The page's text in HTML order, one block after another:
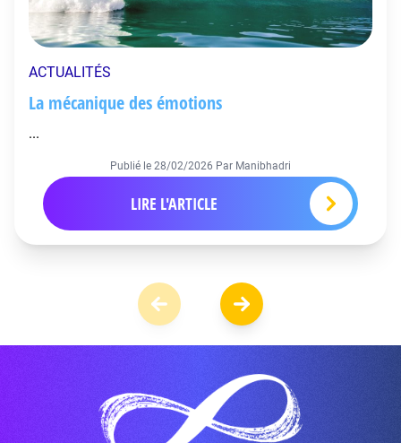
ACTUALITÉS
La mécanique des émotions
...
Publié le 28/02/2026 Par Manibhadri
LIRE L'ARTICLE